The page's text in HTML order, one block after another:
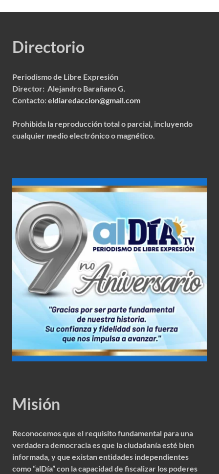
Directorio
Periodismo de Libre Expresión
Director: Alejandro Barañano G.
Contacto:eldiaredaccion@gmail.com
Prohibida la reproducción total o parcial, incluyendo
cualquier medio electrónico o magnético.
Misión
Reconocemos que el requisito fundamental para una
verdadera democracia es que la ciudadanía esté bien
informada, y que existan entidades independientes
como “alDía” con la capacidad de fiscalizar los poderes